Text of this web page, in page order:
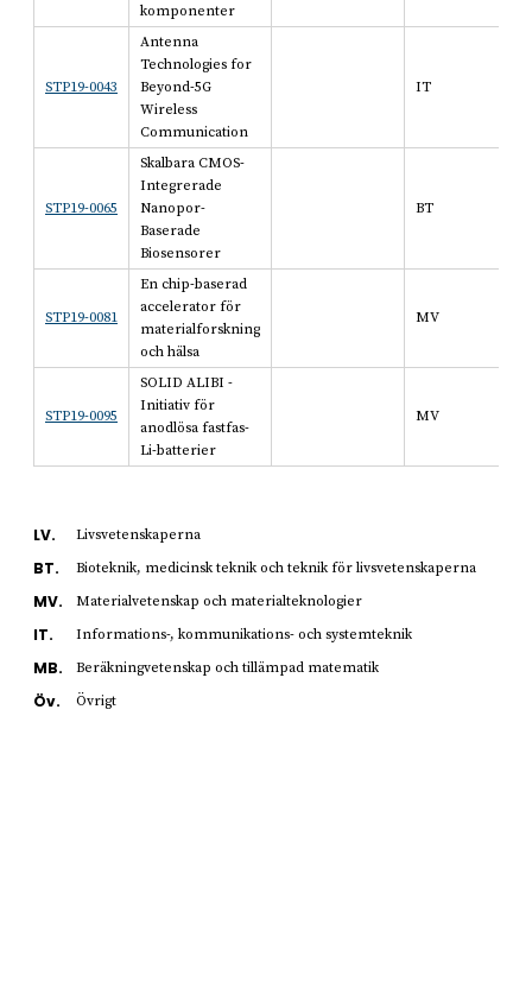
komponenter
STP19-0043
Antenna
Technologies for
Beyond-5G
Wireless
Communication
IT
STP19-0065
Skalbara CMOS-
Integrerade
Nanopor-
Baserade
Biosensorer
BT
STP19-0081
En chip-baserad
accelerator för
materialforskning
och hälsa
MV
STP19-0095
SOLID ALIBI -
Initiativ för
anodlösa fastfas-
Li-batterier
MV
LV. Livsvetenskaperna
BT. Bioteknik, medicinsk teknik och teknik för livsvetenskaperna
MV. Materialvetenskap och materialteknologier
IT. Informations-, kommunikations- och systemteknik
MB. Beräkningvetenskap och tillämpad matematik
Öv. Övrigt